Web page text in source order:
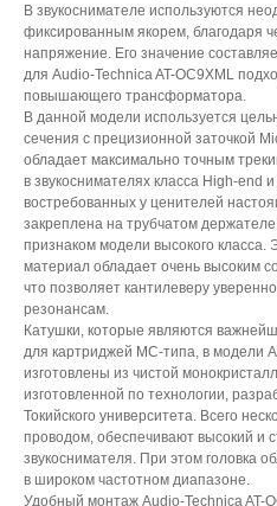
В звукоснимателе используются
фиксированным якорем, благодаря
напряжение. Его значение
для Audio-Technica AT-OC9XML
повышающего трансформатора.
В данной модели используется
сечения с прецизионной заточкой
обладает максимально точным
в звукоснимателях класса High-end
востребованных у ценителей
закреплена на трубчатом
признаком модели высокого класса.
материал обладает очень высоким
что позволяет кантилеверу
резонансам.
Катушки, которые являются
для картриджей MC-типа, в модели
изготовлены из чистой
изготовленной по технологии,
Токийского университета. Всего
проводом, обеспечивают высокий и
звукоснимателя. При этом головка
в широком частотном диапазоне.
Удобный монтаж Audio-Technica AT-